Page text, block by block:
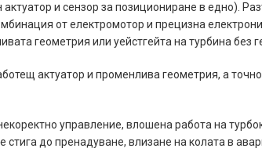
и сензор за позициониране в едно).
от електромотор и прецизна
геометрия или уейстгейта на турбина без
актуатор и променлива геометрия, а
управление, влошена работа на
до пренадуване, влизане на колата в